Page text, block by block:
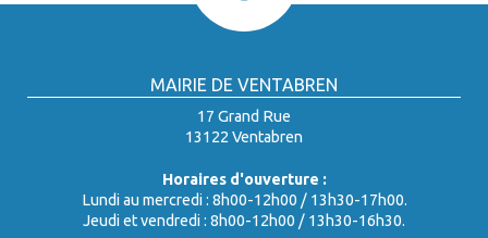
MAIRIE DE VENTABREN
17 Grand Rue
13122 Ventabren
Horaires d'ouverture :
Lundi au mercredi : 8h00-12h00 / 13h30-17h00.
Jeudi et vendredi : 8h00-12h00 / 13h30-16h30.